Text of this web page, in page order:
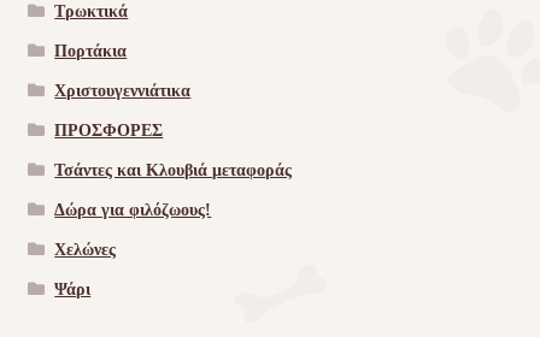
Τρωκτικά
Πορτάκια
Χριστουγεννιάτικα
ΠΡΟΣΦΟΡΕΣ
Τσάντες και Κλουβιά μεταφοράς
Δώρα για φιλόζωους!
Χελώνες
Ψάρι